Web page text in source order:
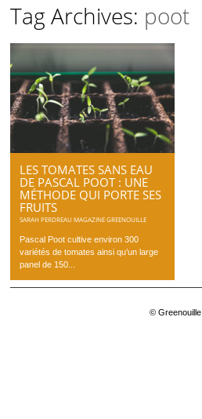
Tag Archives: poot
LES TOMATES SANS EAU
DE PASCAL POOT : UNE
MÉTHODE QUI PORTE SES
FRUITS
SARAH PERDREAU MAGAZINE GREENOUILLE
Pascal Poot cultive environ 300
variétés de tomates ainsi qu’un large
panel de 150...
© Greenouille